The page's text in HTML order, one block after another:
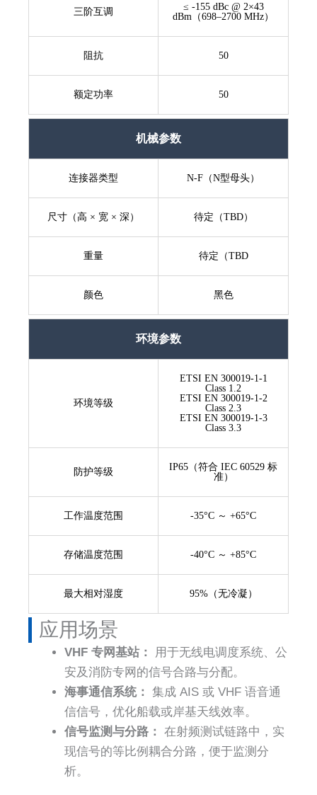
三阶互调
≤ -155 dBc @ 2×43
dBm（698–2700 MHz）
阻抗 50
额定功率 50
机械参数
连接器类型 N-F（N型母头）
尺寸（高 × 宽 × 深） 待定（TBD）
重量 待定（TBD
颜色 黑色
环境参数
环境等级
ETSI EN 300019-1-1
Class 1.2
ETSI EN 300019-1-2
Class 2.3
ETSI EN 300019-1-3
Class 3.3
防护等级
IP65（符合 IEC 60529 标
准）
工作温度范围 -35°C ～ +65°C
存储温度范围 -40°C ～ +85°C
最大相对湿度 95%（无冷凝）
应用场景
VHF 专网基站：
用于无线电调度系统、公
安及消防专网的信号合路与分配。
海事通信系统：
集成 AIS 或 VHF 语音通
信信号，优化船载或岸基天线效率。
信号监测与分路：
在射频测试链路中，实
现信号的等比例耦合分路，便于监测分
析。